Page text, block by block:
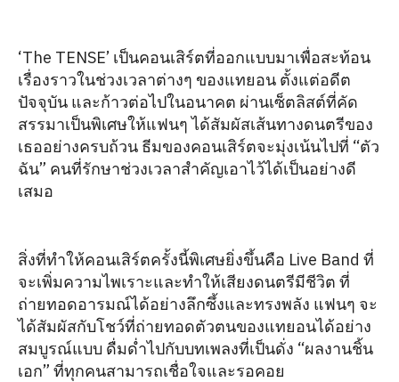
‘The TENSE’ เป็นคอนเสิร์ตที่ออกแบบมาเพื่อสะท้อน
เรื่องราวในช่วงเวลาต่างๆ ของแทยอน ตั้งแต่อดีต
ปัจจุบัน และก้าวต่อไปในอนาคต ผ่านเซ็ตลิสต์ที่คัด
สรรมาเป็นพิเศษให้แฟนๆ ได้สัมผัสเส้นทางดนตรีของ
เธออย่างครบถ้วน ธีมของคอนเสิร์ตจะมุ่งเน้นไปที่ “ตัว
ฉัน” คนที่รักษาช่วงเวลาสำคัญเอาไว้ได้เป็นอย่างดี
เสมอ
สิ่งที่ทำให้คอนเสิร์ตครั้งนี้พิเศษยิ่งขึ้นคือ Live Band ที่
จะเพิ่มความไพเราะและทำให้เสียงดนตรีมีชีวิต ที่
ถ่ายทอดอารมณ์ได้อย่างลึกซึ้งและทรงพลัง แฟนๆ จะ
ได้สัมผัสกับโชว์ที่ถ่ายทอดตัวตนของแทยอนได้อย่าง
สมบูรณ์แบบ ดื่มด่ำไปกับบทเพลงที่เป็นดั่ง “ผลงานชิ้น
เอก” ที่ทุกคนสามารถเชื่อใจและรอคอย